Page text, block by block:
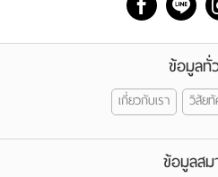
ข้อมูลทั่
เกี่ยวกับเรา วิสัย
ข้อมูลส